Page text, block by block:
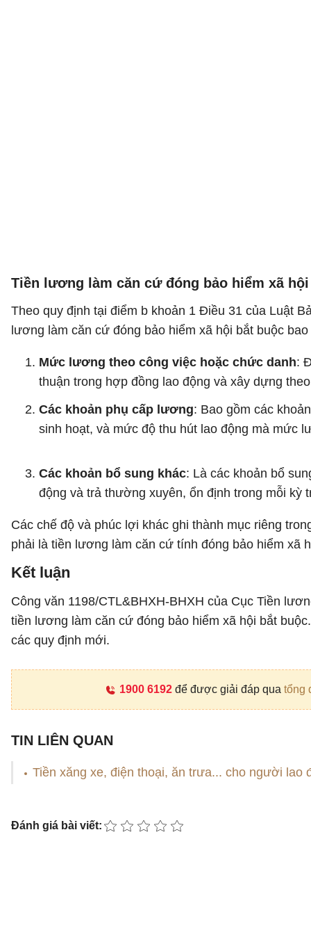
Tiền lương làm căn cứ đóng bảo hiểm xã
Theo quy định tại điểm b khoản 1 Điều 31 của Luật
lương làm căn cứ đóng bảo hiểm xã hội bắt buộc
Mức lương theo công việc hoặc chức danh:
thuận trong hợp đồng lao động và xây dựng
Các khoản phụ cấp lương: Bao gồm các
sinh hoạt, và mức độ thu hút lao động mà mức
Các khoản bổ sung khác: Là các khoản bổ
động và trả thường xuyên, ổn định trong mỗi kỳ
Các chế độ và phúc lợi khác ghi thành mục riêng
phải là tiền lương làm căn cứ tính đóng bảo hiểm xã
Kết luận
Công văn 1198/CTL&BHXH-BHXH của Cục Tiền
tiền lương làm căn cứ đóng bảo hiểm xã hội bắt
các quy định mới.
1900 6192để được giải đáp qua tổng
TIN LIÊN QUAN
Tiền xăng xe, điện thoại, ăn trưa... cho người lao
Đánh giá bài viết: